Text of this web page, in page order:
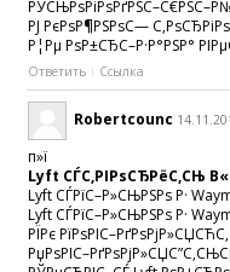
РЈ РєРѕР¶РЅРѕС—
Р¦Рµ РѕР±СЂС–Р·Р°РЅР°
Ответить Ссылка
Robertcounc
п»ї
Lyft СЃС‚РІРѕСЂРёС‚СЊ
Lyft СЃРїС–Р»СЊРЅРѕ Р·
Lyft СЃРїС–Р»СЊРЅРѕ Р·
РЇРє